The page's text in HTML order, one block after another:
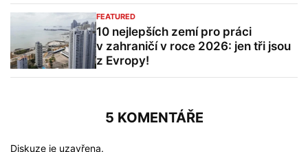
FEATURED
10 nejlepších zemí pro práci
v zahraničí v roce 2026: jen tři jsou
z Evropy!
5 KOMENTÁŘE
Diskuze je uzavřena.